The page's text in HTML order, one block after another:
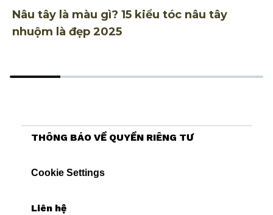
Nâu tây là màu gì? 15 kiểu tóc nâu tây
nhuộm là đẹp 2025
THÔNG BÁO VỀ QUYỀN RIÊNG TƯ
Cookie Settings
Liên hệ